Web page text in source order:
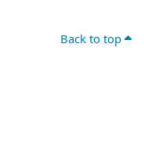
Back to top